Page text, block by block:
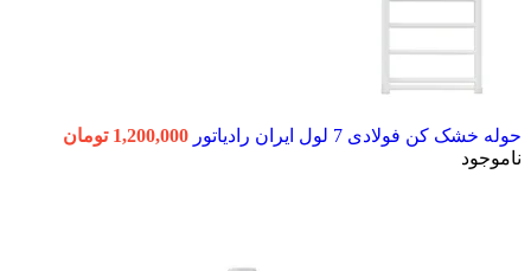
حوله خشک کن فولادی 7 لول ایران رادیاتور 1,200,000 تومان
ناموجود